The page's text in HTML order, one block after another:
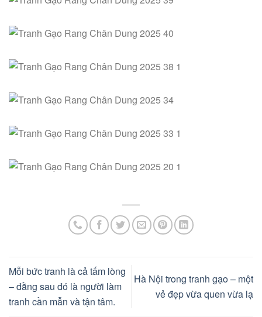
Mỗi bức tranh là cả tấm lòng
– đằng sau đó là người làm
tranh cần mẫn và tận tâm.
Hà Nội trong tranh gạo – một
vẻ đẹp vừa quen vừa lạ